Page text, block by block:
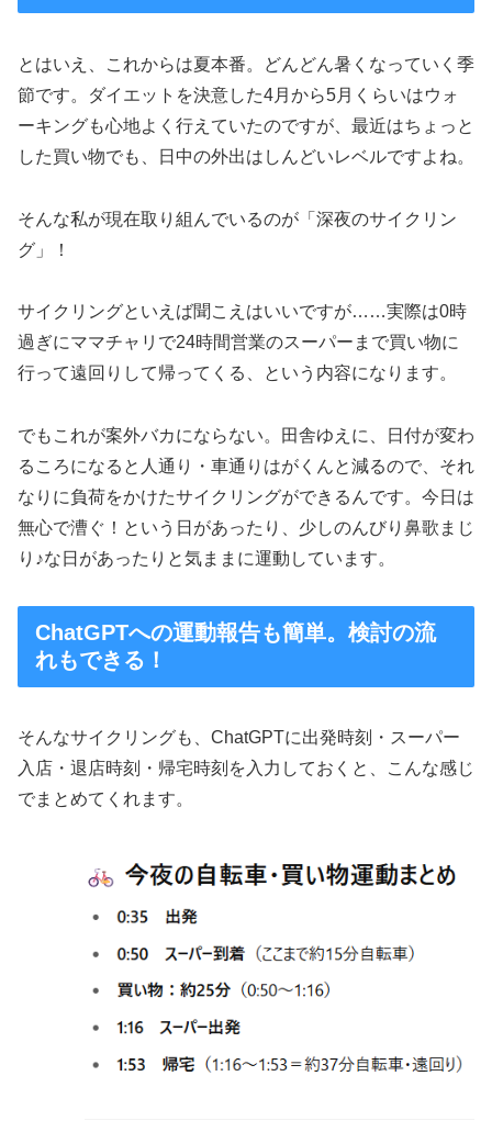
とはいえ、これからは夏本番。どんどん暑くなっていく季
節です。ダイエットを決意した4月から5月くらいはウォ
ーキングも心地よく行えていたのですが、最近はちょっと
した買い物でも、日中の外出はしんどいレベルですよね。
そんな私が現在取り組んでいるのが「深夜のサイクリン
グ」！
サイクリングといえば聞こえはいいですが……実際は0時
過ぎにママチャリで24時間営業のスーパーまで買い物に
行って遠回りして帰ってくる、という内容になります。
でもこれが案外バカにならない。田舎ゆえに、日付が変わ
るころになると人通り・車通りはがくんと減るので、それ
なりに負荷をかけたサイクリングができるんです。今日は
無心で漕ぐ！という日があったり、少しのんびり鼻歌まじ
り♪な日があったりと気ままに運動しています。
ChatGPTへの運動報告も簡単。検討の流
れもできる！
そんなサイクリングも、ChatGPTに出発時刻・スーパー
入店・退店時刻・帰宅時刻を入力しておくと、こんな感じ
でまとめてくれます。